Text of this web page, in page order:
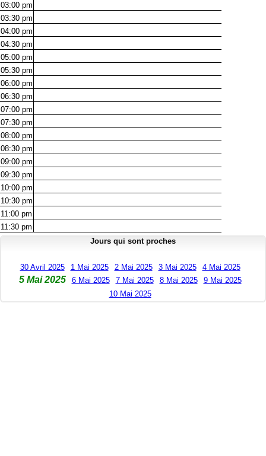
03:00 pm
03:30 pm
04:00 pm
04:30 pm
05:00 pm
05:30 pm
06:00 pm
06:30 pm
07:00 pm
07:30 pm
08:00 pm
08:30 pm
09:00 pm
09:30 pm
10:00 pm
10:30 pm
11:00 pm
11:30 pm
Jours qui sont proches
30 Avril 2025 1 Mai 2025 2 Mai 2025 3 Mai 2025 4 Mai 2025
5 Mai 2025 6 Mai 2025 7 Mai 2025 8 Mai 2025
9 Mai 2025
10 Mai 2025